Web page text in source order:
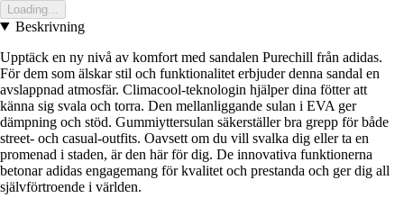
Loading...
Beskrivning
Upptäck en ny nivå av komfort med sandalen Purechill från adidas.
För dem som älskar stil och funktionalitet erbjuder denna sandal en
avslappnad atmosfär. Climacool-teknologin hjälper dina fötter att
känna sig svala och torra. Den mellanliggande sulan i EVA ger
dämpning och stöd. Gummiyttersulan säkerställer bra grepp för både
street- och casual-outfits. Oavsett om du vill svalka dig eller ta en
promenad i staden, är den här för dig. De innovativa funktionerna
betonar adidas engagemang för kvalitet och prestanda och ger dig all
självförtroende i världen.